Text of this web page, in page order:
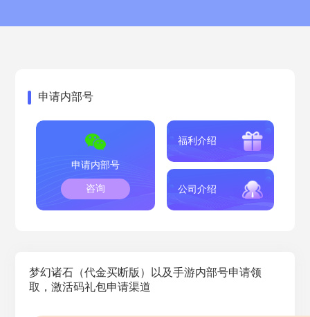
申请内部号
申请内部号
咨询
福利介绍
公司介绍
梦幻诸石（代金买断版）以及手游内部号申请领
取，激活码礼包申请渠道